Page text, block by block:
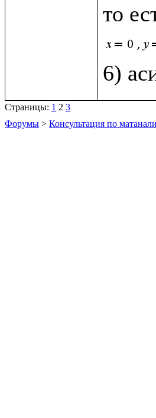
то
Страницы: 1 2 3
Форумы > Консультация по